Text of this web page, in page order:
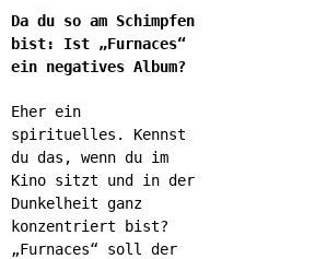
Da du so am Schimpfen
bist: Ist „Furnaces“
ein negatives Album?
Eher ein
spirituelles. Kennst
du das, wenn du im
Kino sitzt und in der
Dunkelheit ganz
konzentriert bist?
„Furnaces“ soll der